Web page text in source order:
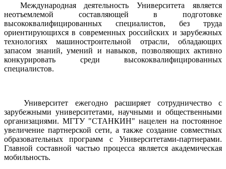
Международная деятельность Университета является
неотъемлемой составляющей в подготовке
высококвалифицированных специалистов, без труда
ориентирующихся в современных российских и зарубежных
технологиях машиностроительной отрасли, обладающих
запасом знаний, умений и навыков, позволяющих активно
конкурировать среди высококвалифицированных
специалистов.
Университет ежегодно расширяет сотрудничество с
зарубежными университетами, научными и общественными
организациями. МГТУ "СТАНКИН" нацелен на постоянное
увеличение партнерской сети, а также создание совместных
образовательных программ с Университетами-партнерами.
Главной составной частью процесса является академическая
мобильность.